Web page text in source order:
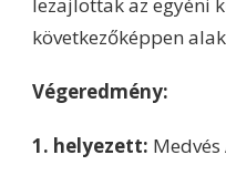
következőképpen
Végeredmény:
1. helyezett: